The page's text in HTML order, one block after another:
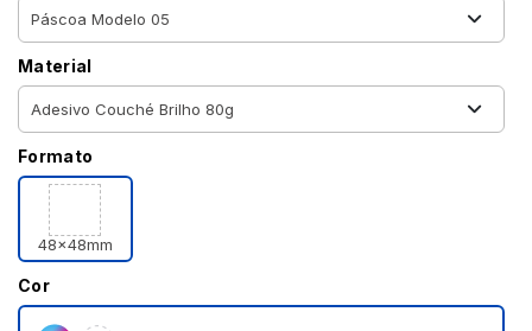
Material
Formato
48x48mm
Cor